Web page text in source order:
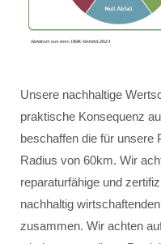
Unsere nachhaltige
praktische Konsequenz
beschaffen die für unsere
Radius von 60km. Wir
reparaturfähige und
nachhaltig
zusammen. Wir achten